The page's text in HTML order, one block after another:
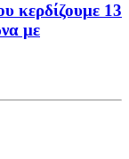
κερδίζουμε 13
με